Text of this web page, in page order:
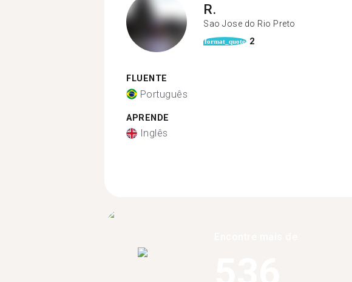
R.
Sao Jose do Rio Preto
format_quote 2
FLUENTE
Português
APRENDE
Inglês